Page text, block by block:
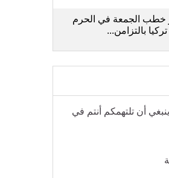
خطب الجمعة في الحرم
بالتزامن...
أن تلتهمكم أنتم في